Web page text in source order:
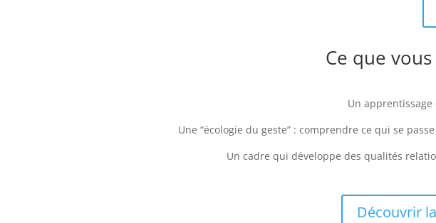
Ce que
Un
Une “écologie du geste” : comprendre ce qui se passe
Un cadre qui développe des qualités
Découvrir